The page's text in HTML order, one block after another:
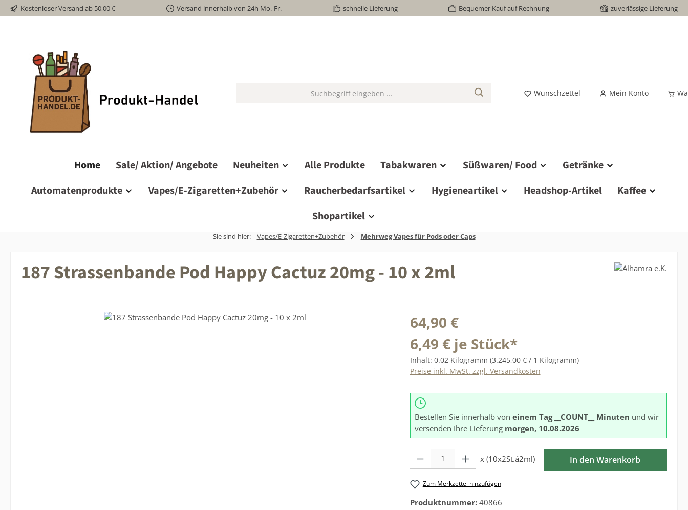
Hauptinhalt springen
Zur Suche springen
Zur Hauptnavigation springen
Kostenloser Versand ab 50,00 € Versand innerhalb von 24h Mo.-Fr. schnelle Lieferung Bequemer Kauf auf Rechnung zuverlässige Lieferung
Wunschzettel Mein Konto
Home Sale/ Aktion/ Angebote Neuheiten Alle Produkte Tabakwaren Süßwaren/ Food
Getränke
Automatenprodukte
Vapes/E-Zigaretten+Zubehör Raucherbedarfsartikel Hygieneartikel Headshop-Artikel
Kaffee
Shopartikel
Sie sind hier: Vapes/E-Zigaretten+Zubehör Mehrweg Vapes für Pods oder Caps
187 Strassenbande Pod Happy Cactuz 20mg - 10 x 2ml
Bildergalerie überspringen Regulärer Preis:
64,90 €
6,49 € je Stück*
Inhalt: 0.02 Kilogramm (3.245,00 € / 1 Kilogramm)
Preise inkl. MwSt. zzgl. Versandkosten
Bestellen Sie innerhalb von einem Tag __COUNT__ Minuten und wir
versenden Ihre Lieferung morgen, 10.08.2026
Produkt Anzahl: Gib den gewünschten Wert ein oder benutze die
x (10x2St.á2ml) In den Warenkorb
Zum Merkzettel hinzufügen
Produktnummer: 40866